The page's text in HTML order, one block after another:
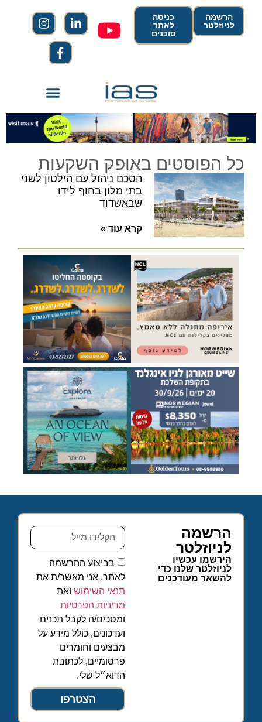
הרשמה
לניוזלטר
כניסה
לאתר
סוכנים
כל הפוסטים באופק השקעות
הסכם ניהול עם הילטון לשני
בתי מלון בחוף לידו
שבאשדוד
קרא עוד »
הרשמה
לניוזלטר
הירשמו עכשיו
לניוזלטר שלנו כדי
להשאר מעודכנים
בביצוע ההרשמה
לאתר, אני מאשר/ת את
תנאי השימוש ואת
מדיניות הפרטיות
ומסכים/ה לקבל תכנים
ועדכונים, כולל מידע על
מבצעים וחומרים
פרסומיים, לכתובת
הדוא״ל שלי.
הצטרפו